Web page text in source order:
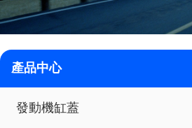
產品中心
發動機缸蓋